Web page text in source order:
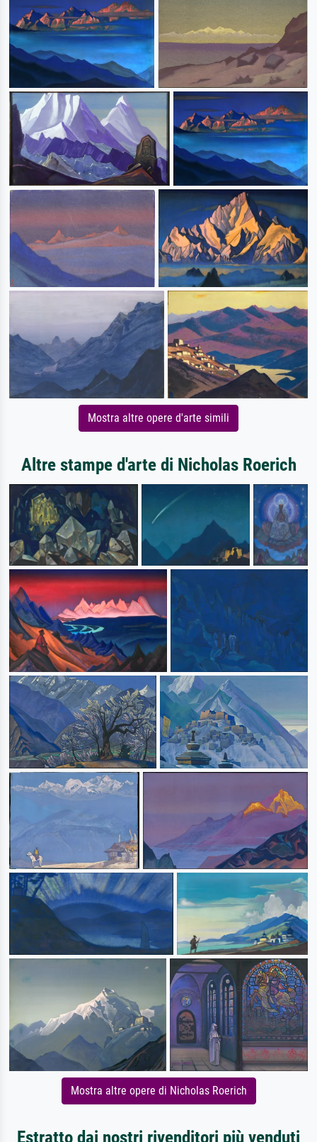
Mostra altre opere d'arte simili
Altre stampe d'arte di Nicholas Roerich
Mostra altre opere di Nicholas Roerich
Estratto dai nostri rivenditori più venduti